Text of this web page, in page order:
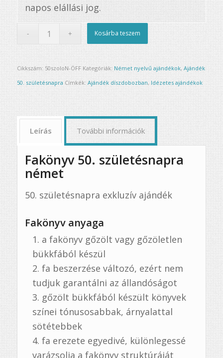
napos elállási jog.
Kosárba teszem
Cikkszám: 50szoloN-ÖFF Kategóriák: Német nyelvű ajándékok, Ajándék
50. születésnapra Címkék: Ajándék díszdobozban, Idézetes ajándékok
Leírás További információk
Fakönyv 50. születésnapra
német
50. születésnapra exkluzív ajándék
Fakönyv anyaga
a fakönyv gőzölt vagy gőzöletlen
bükkfából készül
fa beszerzése változó, ezért nem
tudjuk garantálni az állandóságot
gőzölt bükkfából készült könyvek
színei tónusosabbak, árnyalattal
sötétebbek
fa erezete egyedivé, különlegessé
varázsolja a fakönyv struktúráját